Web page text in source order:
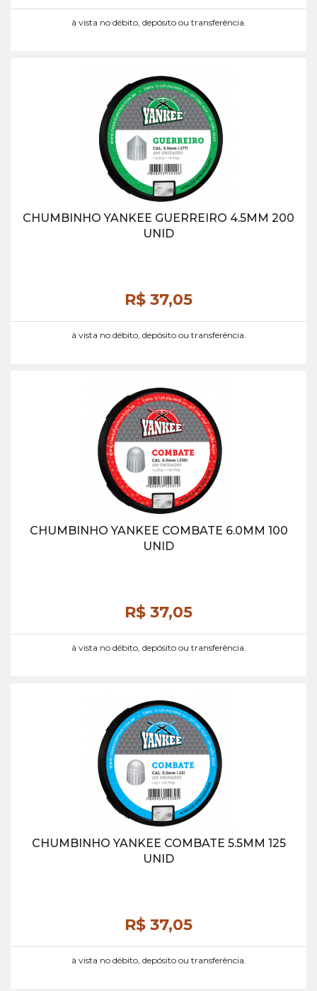
à vista no débito, depósito ou transferência.
CHUMBINHO YANKEE GUERREIRO 4.5MM 200
UNID
R$ 37,05
à vista no débito, depósito ou transferência.
CHUMBINHO YANKEE COMBATE 6.0MM 100
UNID
R$ 37,05
à vista no débito, depósito ou transferência.
CHUMBINHO YANKEE COMBATE 5.5MM 125
UNID
R$ 37,05
à vista no débito, depósito ou transferência.